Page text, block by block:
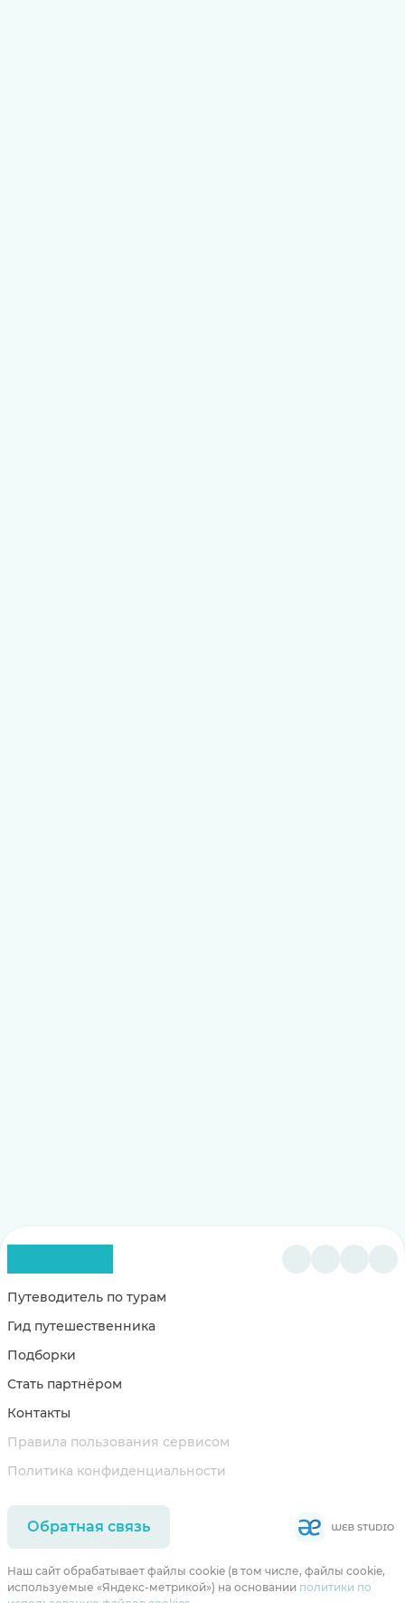
Путеводитель по турам
Гид путешественника
Подборки
Стать партнёром
Контакты
Правила пользования сервисом
Политика конфиденциальности
Обратная связь
Наш сайт обрабатывает файлы cookie (в том числе, файлы cookie,
используемые «Яндекс-метрикой») на основании политики по